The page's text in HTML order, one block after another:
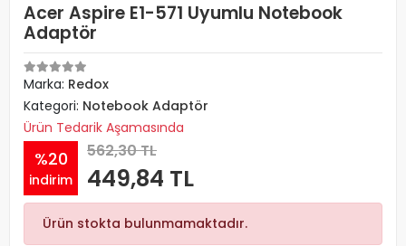
Acer Aspire E1-571 Uyumlu Notebook
Adaptör
Marka: Redox
Kategori: Notebook Adaptör
Ürün Tedarik Aşamasında
%20
indirim
562,30 TL
449,84 TL
Ürün stokta bulunmamaktadır.